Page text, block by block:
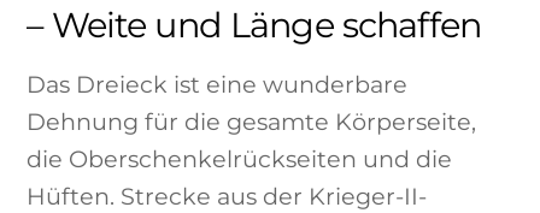
– Weite und Länge schaffen
Das Dreieck ist eine wunderbare
Dehnung für die gesamte Körperseite,
die Oberschenkelrückseiten und die
Hüften. Strecke aus der Krieger-II-